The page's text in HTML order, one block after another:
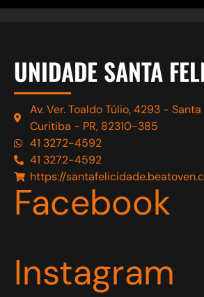
UNIDADE SANTA
Av. Ver. Toaldo Túlio, 4293 -
Curitiba - PR, 82310-385
41 3272-4592
41 3272-4592
https://
Facebook
Instagram